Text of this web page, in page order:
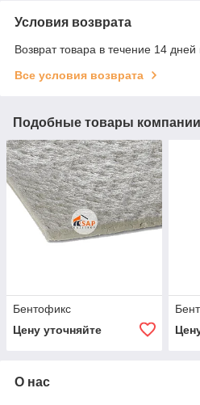
Условия возврата
Возврат товара в течение 14 дней
Все условия возврата
Подобные товары компании
Бентофикс
Цену уточняйте
О нас